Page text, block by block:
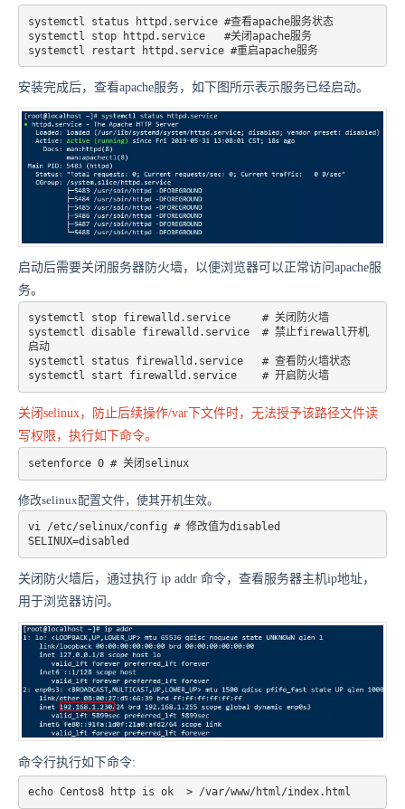
systemctl status httpd.service #查看apache服务状态
systemctl stop httpd.service   #关闭apache服务
systemctl restart httpd.service #重启apache服务
安装完成后，查看apache服务，如下图所示表示服务已经启动。
启动后需要关闭服务器防火墙，以便浏览器可以正常访问apache服
务。
systemctl stop firewalld.service     # 关闭防火墙
systemctl disable firewalld.service  # 禁止firewall开机
启动
systemctl status firewalld.service   # 查看防火墙状态
systemctl start firewalld.service    # 开启防火墙
关闭selinux，防止后续操作/var下文件时，无法授予该路径文件读
写权限，执行如下命令。
setenforce 0 # 关闭selinux
修改selinux配置文件，使其开机生效。
vi /etc/selinux/config # 修改值为disabled
SELINUX=disabled
关闭防火墙后，通过执行 ip addr 命令，查看服务器主机ip地址，
用于浏览器访问。
命令行执行如下命令:
echo Centos8 http is ok  > /var/www/html/index.html